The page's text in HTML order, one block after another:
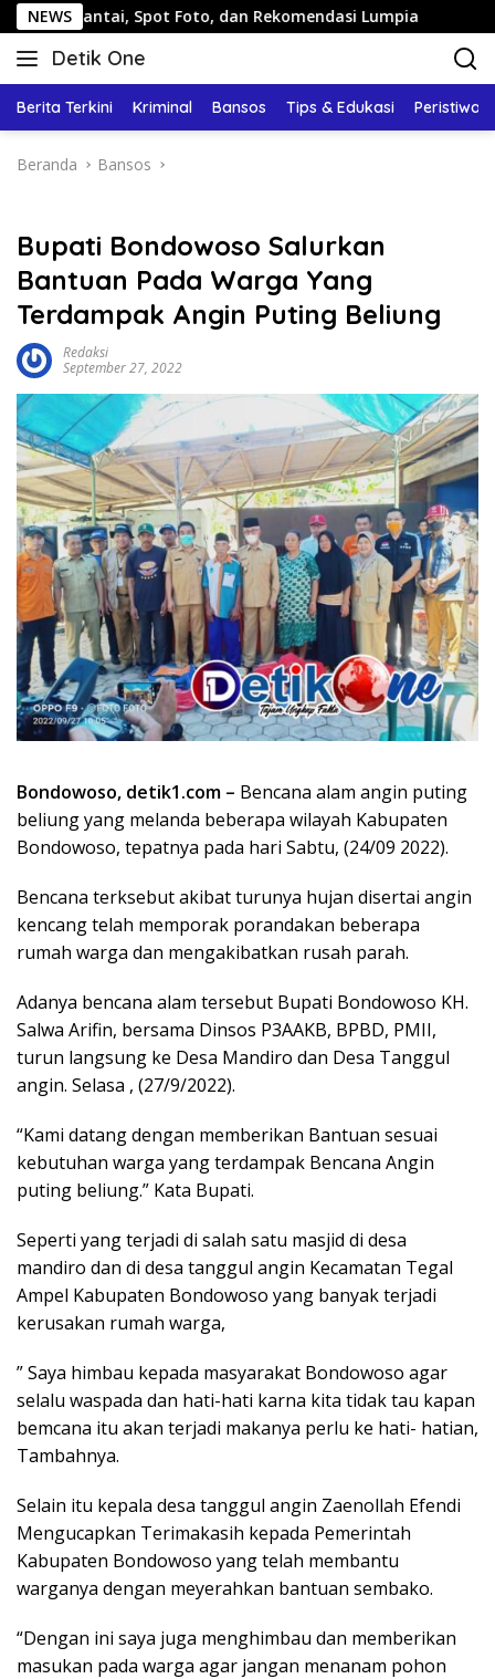
Langsung
ke
konten
NEWS
Spot Foto, dan Rekomendasi Lumpia Panduan
Detik One
Tajam
Fakta
Berita Terkini Kriminal Bansos Tips & Edukasi Peristiwa
Beranda Bansos
Bupati Bondowoso Salurkan
Bantuan Pada Warga Yang
Terdampak Angin Puting Beliung
Redaksi
September 27, 2022
Bondowoso, detik1.com – Bencana alam angin puting
beliung yang melanda beberapa wilayah Kabupaten
Bondowoso, tepatnya pada hari Sabtu, (24/09 2022).
Bencana terksebut akibat turunya hujan disertai angin
kencang telah memporak porandakan beberapa
rumah warga dan mengakibatkan rusah parah.
Adanya bencana alam tersebut Bupati Bondowoso KH.
Salwa Arifin, bersama Dinsos P3AAKB, BPBD, PMII,
turun langsung ke Desa Mandiro dan Desa Tanggul
angin. Selasa , (27/9/2022).
“Kami datang dengan memberikan Bantuan sesuai
kebutuhan warga yang terdampak Bencana Angin
puting beliung.” Kata Bupati.
Seperti yang terjadi di salah satu masjid di desa
mandiro dan di desa tanggul angin Kecamatan Tegal
Ampel Kabupaten Bondowoso yang banyak terjadi
kerusakan rumah warga,
” Saya himbau kepada masyarakat Bondowoso agar
selalu waspada dan hati-hati karna kita tidak tau kapan
bemcana itu akan terjadi makanya perlu ke hati- hatian,
Tambahnya.
Selain itu kepala desa tanggul angin Zaenollah Efendi
Mengucapkan Terimakasih kepada Pemerintah
Kabupaten Bondowoso yang telah membantu
warganya dengan meyerahkan bantuan sembako.
“Dengan ini saya juga menghimbau dan memberikan
masukan pada warga agar jangan menanam pohon